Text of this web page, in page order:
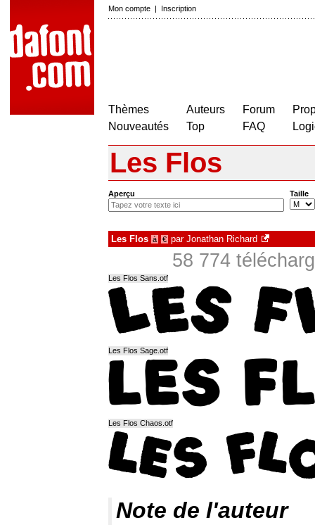
Mon compte | Inscription
Thèmes
Nouveautés
Auteurs
Top
Forum
FAQ
Les Flos
Aperçu Taille
Les Flos à € par Jonathan Richard
58 774
Les Flos Sans.otf
Les Flos Sage.otf
Les Flos Chaos.otf
Note de l'auteur